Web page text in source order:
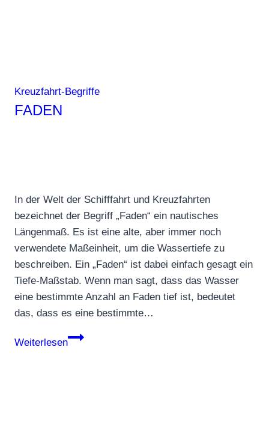
Kreuzfahrt-Begriffe
FADEN
In der Welt der Schifffahrt und Kreuzfahrten
bezeichnet der Begriff „Faden“ ein nautisches
Längenmaß. Es ist eine alte, aber immer noch
verwendete Maßeinheit, um die Wassertiefe zu
beschreiben. Ein „Faden“ ist dabei einfach gesagt ein
Tiefe-Maßstab. Wenn man sagt, dass das Wasser
eine bestimmte Anzahl an Faden tief ist, bedeutet
das, dass es eine bestimmte…
Weiterlesen
Faden